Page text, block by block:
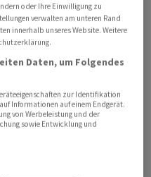
Davon zeugten die
und der starke Brand
auf den
Sabotageakt verübt hat,
oder Ihre Einwilligung zu
verwalten am unteren Rand
innerhalb unseres Website. Weitere
Daten, um Folgendes
zur Identifikation
Informationen auf einem Endgerät.
von Werbeleistung und der
sowie Entwicklung und